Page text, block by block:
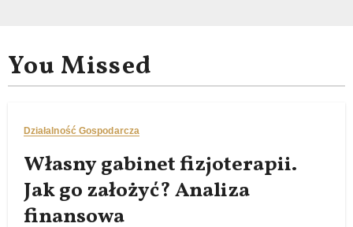
You Missed
Działalność Gospodarcza
Własny gabinet fizjoterapii.
Jak go założyć? Analiza
finansowa